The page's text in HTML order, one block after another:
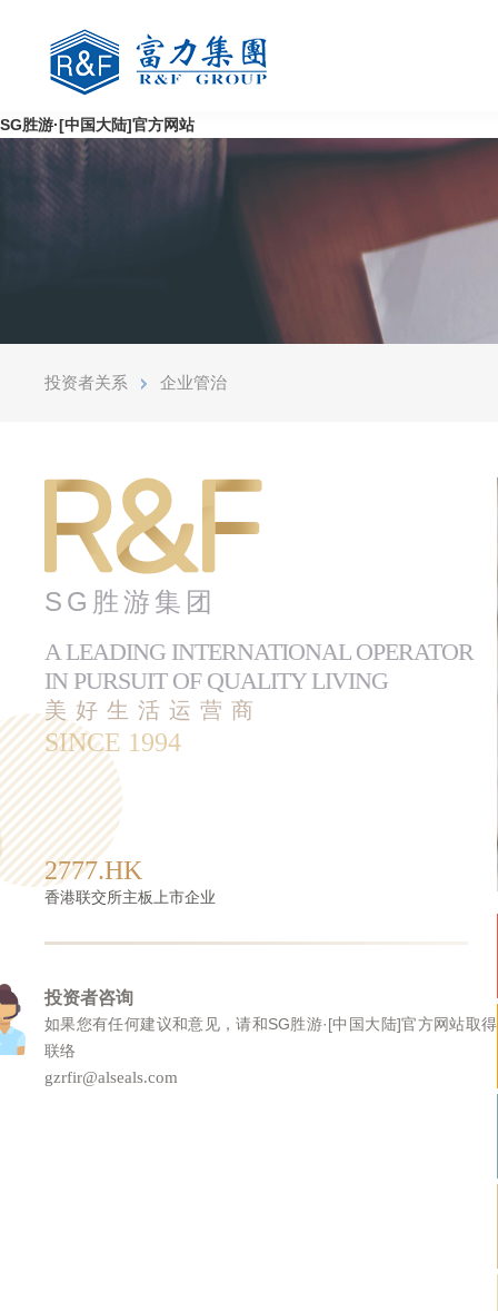
SG胜游·[中国大陆]官方网站
投资者关系 企业管治
SG胜游集团
A LEADING INTERNATIONAL OPERATOR
IN PURSUIT OF QUALITY LIVING
美好生活运营商
SINCE 1994
2777.HK
香港联交所主板上市企业
投资者咨询
如果您有任何建议和意见，请和SG胜游·[中国大陆]官方网站取得
联络
gzrfir@alseals.com